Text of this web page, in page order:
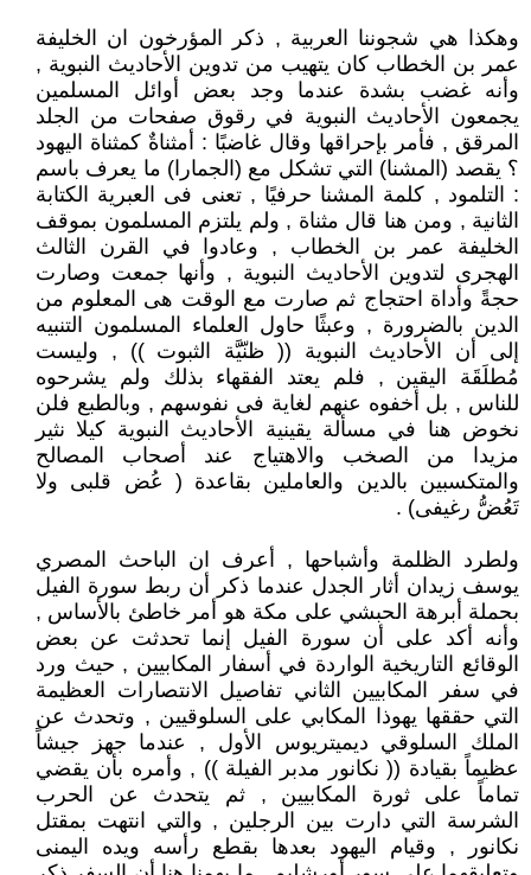
وهكذا هي شجوننا العربية , ذكر المؤرخون ان الخليفة
عمر بن الخطاب كان يتهيب من تدوين الأحاديث النبوية ,
وأنه غضب بشدة عندما وجد بعض أوائل المسلمين
يجمعون الأحاديث النبوية في رقوق صفحات من الجلد
المرقق , فأمر بإحراقها وقال غاضبًا : أمثناةٌ كمثناة اليهود
؟ يقصد (المشنا) التي تشكل مع (الجمارا) ما يعرف باسم
: التلمود , كلمة المشنا حرفيًا , تعنى فى العبرية الكتابة
الثانية , ومن هنا قال مثناة , ولم يلتزم المسلمون بموقف
الخليفة عمر بن الخطاب , وعادوا في القرن الثالث
الهجرى لتدوين الأحاديث النبوية , وأنها جمعت وصارت
حجةً وأداة احتجاج ثم صارت مع الوقت هى المعلوم من
الدين بالضرورة , وعبثًا حاول العلماء المسلمون التنبيه
إلى أن الأحاديث النبوية (( ظنّيَّة الثبوت )) , وليست
مُطلَقَة اليقين , فلم يعتد الفقهاء بذلك ولم يشرحوه
للناس , بل أخفوه عنهم لغاية فى نفوسهم , وبالطبع فلن
نخوض هنا في مسألة يقينية الأحاديث النبوية كيلا نثير
مزيدا من الصخب والاهتياج عند أصحاب المصالح
والمتكسبين بالدين والعاملين بقاعدة ( عُض قلبى ولا
تَعُضُّ رغيفى) .
ولطرد الظلمة وأشباحها , أعرف ان الباحث المصري
يوسف زيدان أثار الجدل عندما ذكر أن ربط سورة الفيل
بحملة أبرهة الحبشي على مكة هو أمر خاطئ بالأساس ,
وأنه أكد على أن سورة الفيل إنما تحدثت عن بعض
الوقائع التاريخية الواردة في أسفار المكابيين , حيث ورد
في سفر المكابيين الثاني تفاصيل الانتصارات العظيمة
التي حققها يهوذا المكابي على السلوقيين , وتحدث عن
الملك السلوقي ديميتريوس الأول , عندما جهز جيشاً
عظيماً بقيادة (( نكانور مدبر الفيلة )) , وأمره بأن يقضي
تماماً على ثورة المكابيين , ثم يتحدث عن الحرب
الشرسة التي دارت بين الرجلين , والتي انتهت بمقتل
نكانور , وقيام اليهود بعدها بقطع رأسه ويده اليمنى